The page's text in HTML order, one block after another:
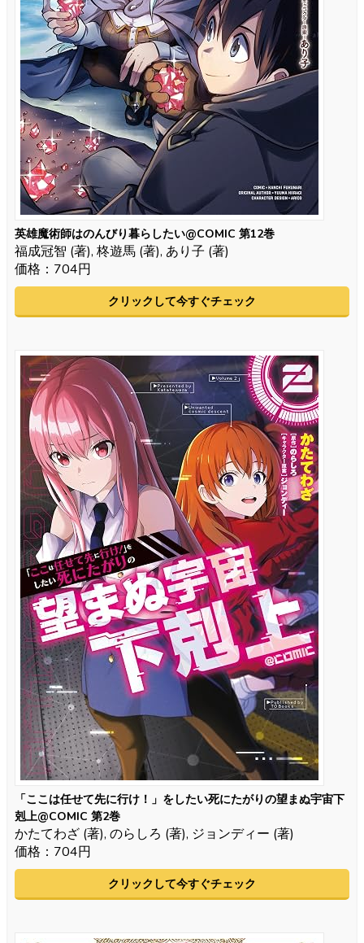
英雄魔術師はのんびり暮らしたい@COMIC 第12巻
福成冠智 (著), 柊遊馬 (著), あり子 (著)
価格：704円
クリックして今すぐチェック
「ここは任せて先に行け！」をしたい死にたがりの望まぬ宇宙下
剋上@COMIC 第2巻
かたてわざ (著), のらしろ (著), ジョンディー (著)
価格：704円
クリックして今すぐチェック